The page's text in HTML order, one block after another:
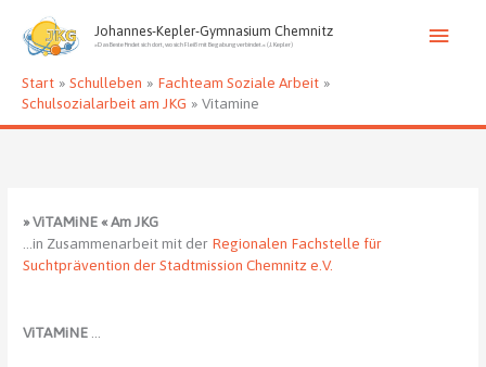
Inhalt
springen
Johannes-Kepler-Gymnasium Chemnitz
»Das Beste findet sich dort, wo sich Fleiß mit Begabung verbindet.« (J. Kepler)
Start Schulleben
Fachteam Soziale Arbeit
Schulsozialarbeit am JKG
Vitamine
» ViTAMiNE « Am JKG
…in Zusammenarbeit mit der Regionalen Fachstelle für
Suchtprävention der Stadtmission Chemnitz e.V.
ViTAMiNE